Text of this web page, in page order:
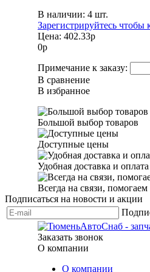
В наличии: 4 шт.
Зарегистрируйтесь чтобы
Цена: 402.33р
0р
Примечание к заказу:
В сравнение
В избранное
Большой выбор товаров
Доступные цены
Удобная доставка и оплата
Всегда на связи, помогаем
Подписаться на новости и акции
Заказать звонок
О компании
О компании